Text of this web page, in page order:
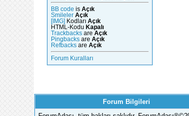
BB code is Açık
Smileler Açık
[IMG]
Kodları Açık
HTML-Kodu Kapalı
Trackbacksare Açık
Pingbacksare Açık
Refbacksare Açık
Forum Kuralları
Forum Bilgileri